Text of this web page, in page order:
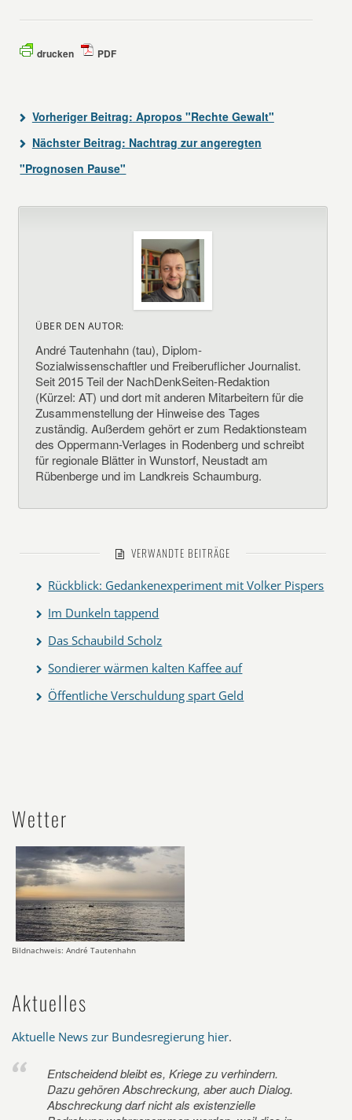
drucken PDF
Vorheriger Beitrag: Apropos "Rechte Gewalt"
Nächster Beitrag: Nachtrag zur angeregten
"Prognosen Pause"
ÜBER DEN AUTOR:
André Tautenhahn (tau), Diplom-
Sozialwissenschaftler und Freiberuflicher Journalist.
Seit 2015 Teil der NachDenkSeiten-Redaktion
(Kürzel: AT) und dort mit anderen Mitarbeitern für die
Zusammenstellung der Hinweise des Tages
zuständig. Außerdem gehört er zum Redaktionsteam
des Oppermann-Verlages in Rodenberg und schreibt
für regionale Blätter in Wunstorf, Neustadt am
Rübenberge und im Landkreis Schaumburg.
VERWANDTE BEITRÄGE
Rückblick: Gedankenexperiment mit Volker Pispers
Im Dunkeln tappend
Das Schaubild Scholz
Sondierer wärmen kalten Kaffee auf
Öffentliche Verschuldung spart Geld
Wetter
Bildnachweis: André Tautenhahn
Aktuelles
Aktuelle News zur Bundesregierung hier.
Entscheidend bleibt es, Kriege zu verhindern.
Dazu gehören Abschreckung, aber auch Dialog.
Abschreckung darf nicht als existenzielle